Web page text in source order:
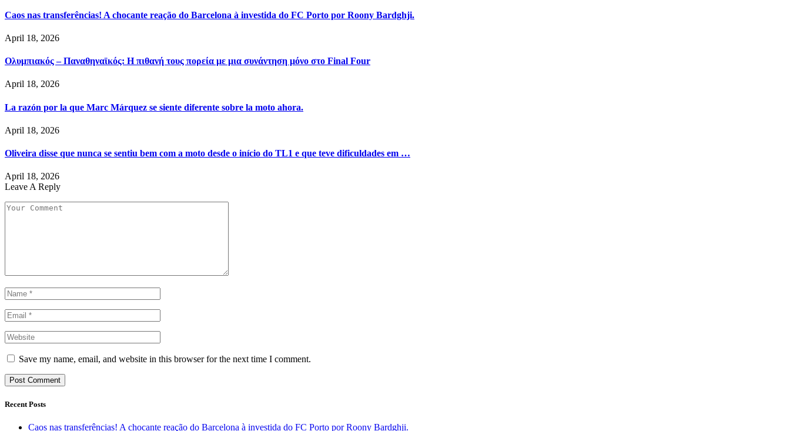
Caos nas transferências! A chocante reação do Barcelona à investida do FC Porto por Roony Bardghji.
April 18, 2026
Ολυμπιακός – Παναθηναϊκός: Η πιθανή τους πορεία με μια συνάντηση μόνο στο Final Four
April 18, 2026
La razón por la que Marc Márquez se siente diferente sobre la moto ahora.
April 18, 2026
Oliveira disse que nunca se sentiu bem com a moto desde o início do TL1 e que teve dificuldades em …
April 18, 2026
Leave A Reply
Save my name, email, and website in this browser for the next time I comment.
Recent Posts
Caos nas transferências! A chocante reação do Barcelona à investida do FC Porto por Roony Bardghji.